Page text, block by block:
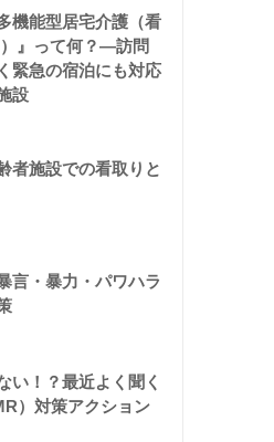
機能型居宅介護（看
』って何？―訪問
緊急の宿泊にも対応
設
者施設での看取りと
言・暴力・パワハラ
い！？最近よく聞く
）対策アクション